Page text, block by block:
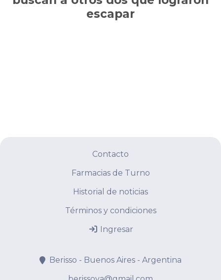
escapar
Contacto
Farmacias de Turno
Historial de noticias
Términos y condiciones
Ingresar
Berisso - Buenos Aires - Argentina